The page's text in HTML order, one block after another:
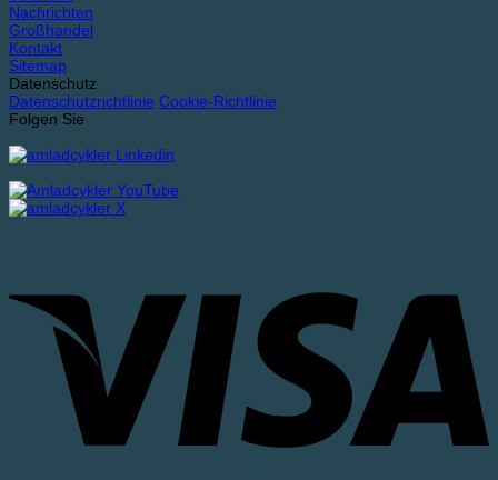
Nachrichten
Großhandel
Kontakt
Sitemap
Datenschutz
Datenschutzrichtlinie Cookie-Richtlinie
Folgen Sie